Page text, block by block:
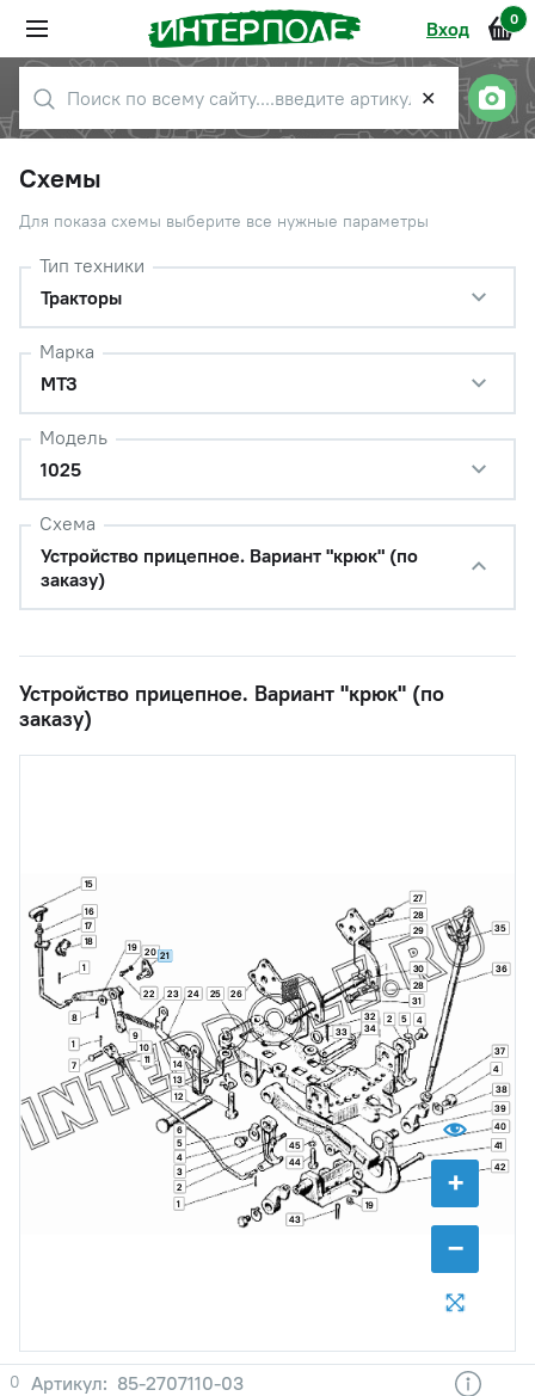
Вход 0
✕
Схемы
Для показа схемы выберите все нужные параметры
Тип техники
Тракторы
Марка
МТЗ
Модель
1025
Схема
Устройство прицепное. Вариант "крюк" (по
заказу)
Устройство прицепное. Вариант "крюк" (по
заказу)
+
−
1
1
1
2
2
3
4
4
4
5
5
6
7
8
9
10
11
12
13
14
15
16
17
18
19
19 20 21
22 23 24 25 26
27
28
28
29
30
31
32
33
34
35
36
37
38
39
40
41
42
43
44
45
0
85-2707110-03